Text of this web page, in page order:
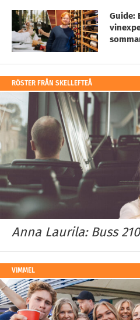
Guide:
RÖSTER FRÅN SKELLEFTEÅ
Anna Laurila: Buss
VIMMEL